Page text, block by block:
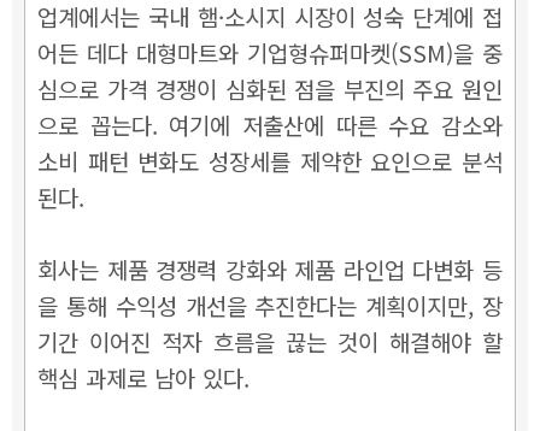
업계에서는 국내 햄·소시지 시장이 성숙 단계에 접
어든 데다 대형마트와 기업형슈퍼마켓(SSM)을 중
심으로 가격 경쟁이 심화된 점을 부진의 주요 원인
으로 꼽는다. 여기에 저출산에 따른 수요 감소와
소비 패턴 변화도 성장세를 제약한 요인으로 분석
된다.
회사는 제품 경쟁력 강화와 제품 라인업 다변화 등
을 통해 수익성 개선을 추진한다는 계획이지만, 장
기간 이어진 적자 흐름을 끊는 것이 해결해야 할
핵심 과제로 남아 있다.